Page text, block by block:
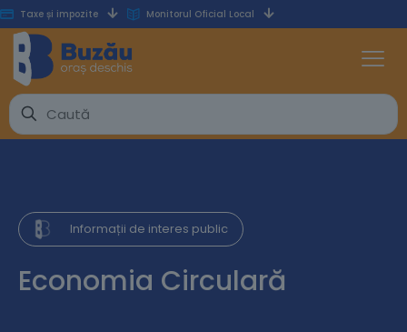
Taxe și impozite Monitorul Oficial Local
Informații de interes public
Economia Circulară